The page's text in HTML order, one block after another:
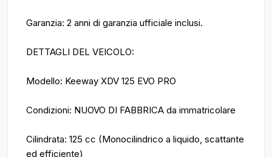
Garanzia: 2 anni di garanzia ufficiale inclusi.
DETTAGLI DEL VEICOLO:
Modello: Keeway XDV 125 EVO PRO
Condizioni: NUOVO DI FABBRICA da immatricolare
Cilindrata: 125 cc (Monocilindrico a liquido, scattante
ed efficiente)